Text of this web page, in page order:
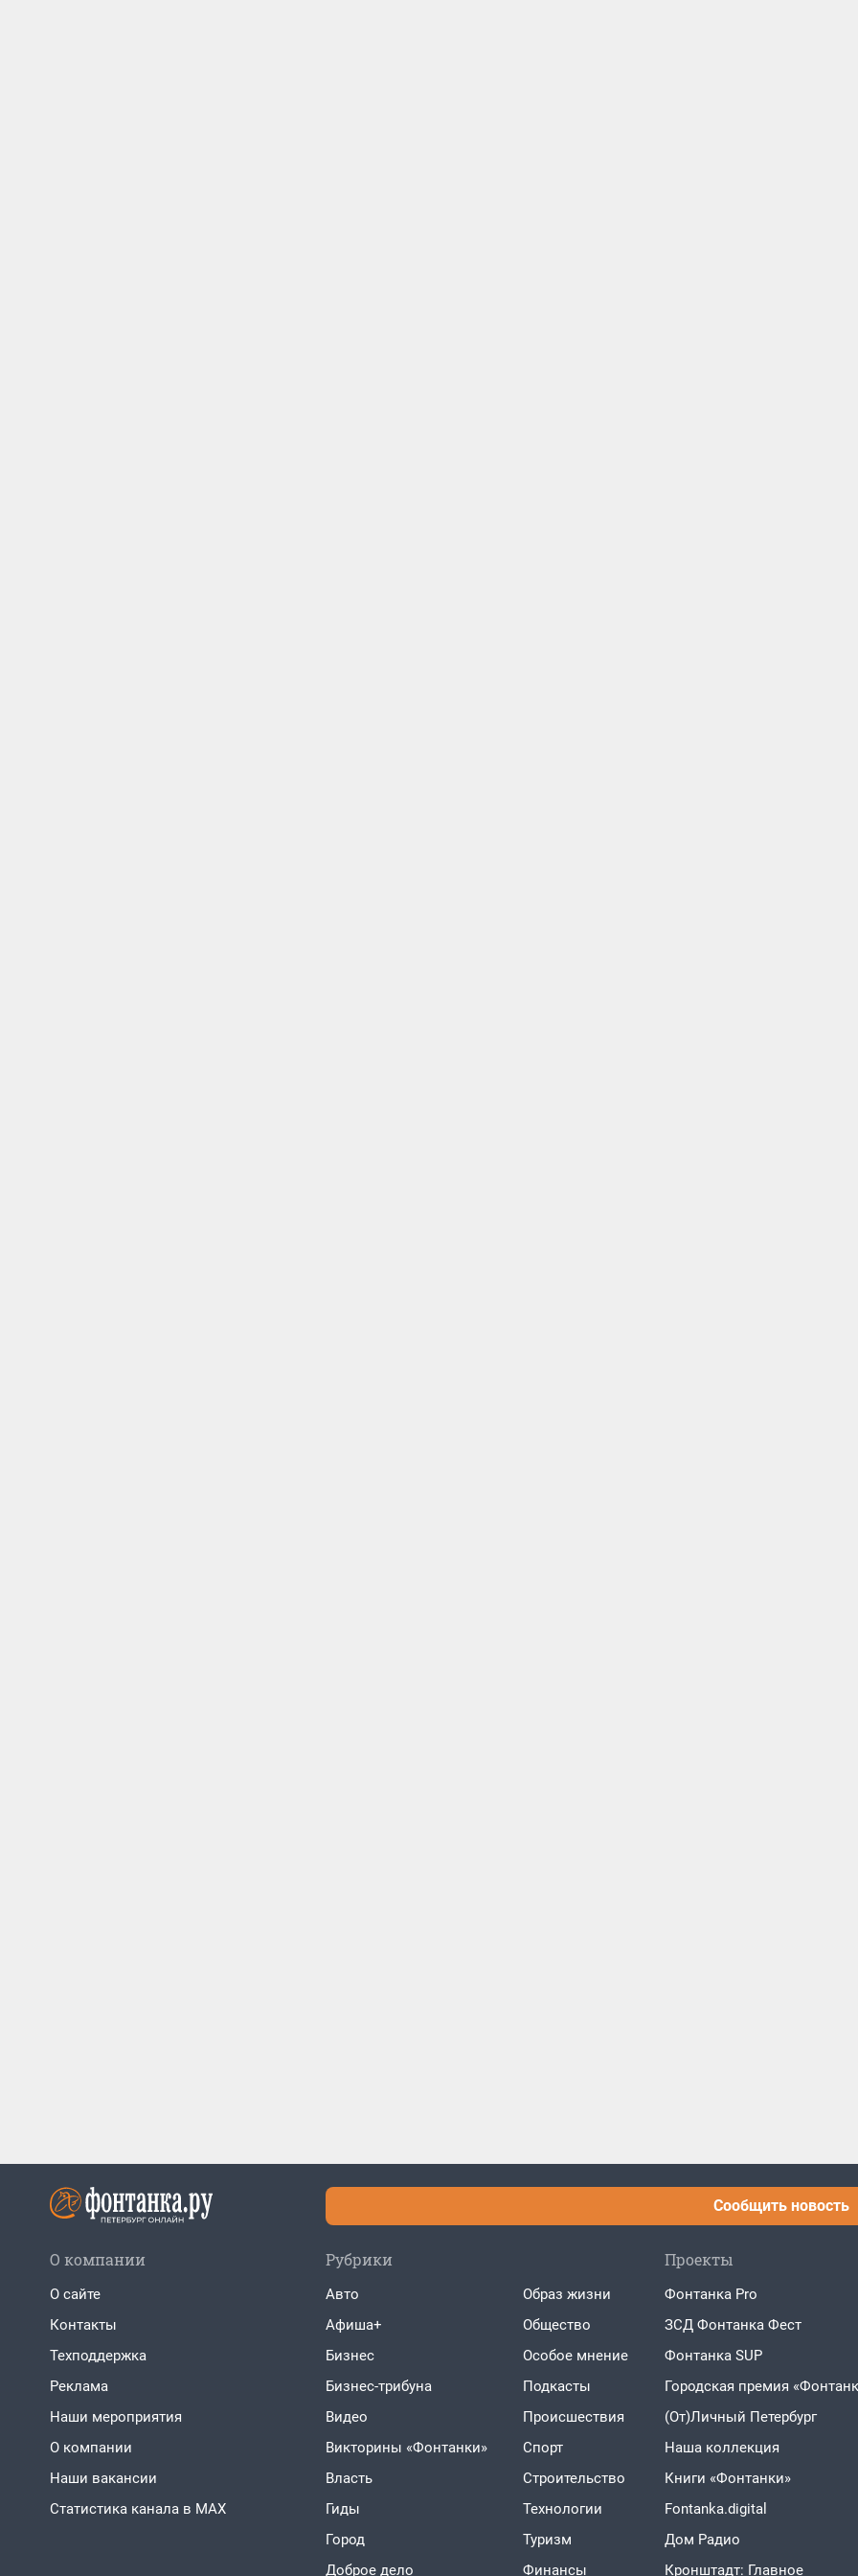
Сообщить новость
О компании
О сайте
Контакты
Техподдержка
Реклама
Наши мероприятия
О компании
Наши вакансии
Статистика канала в MAX
Рубрики
Авто
Афиша+
Бизнес
Бизнес-трибуна
Видео
Викторины «Фонтанки»
Власть
Гиды
Город
Доброе дело
Образ жизни
Общество
Особое мнение
Подкасты
Проиcшествия
Спорт
Строительство
Технологии
Туризм
Финансы
Проекты
Фонтанка Pro
ЗСД Фонтанка Фест
Фонтанка SUP
Городская премия
(От)Личный Петербург
Наша коллекция
Книги «Фонтанки»
Fontanka.digital
Дом Радио
Кронштадт: Главное